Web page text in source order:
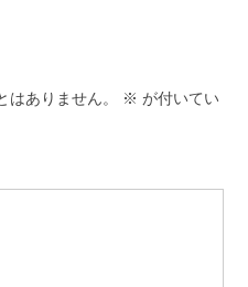
はありません。 ※ が付いてい